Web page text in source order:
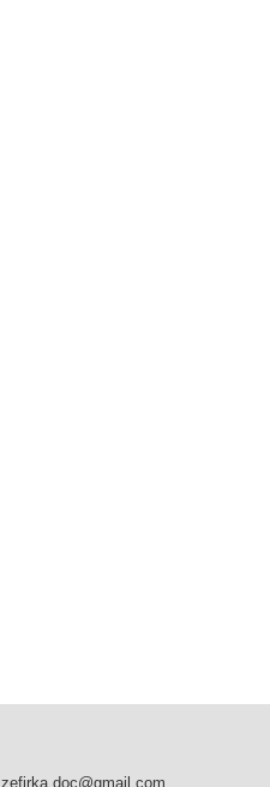
zefirka.doc@gmail.com